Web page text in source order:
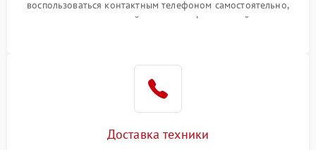
воспользоваться контактным телефоном самостоятельно,
или оставить свой номер телефона на сайте
Доставка техники